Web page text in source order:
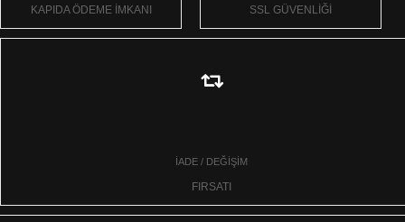
KAPIDA ÖDEME İMKANI SSL GÜVENLİĞİ
İADE / DEĞİŞİM
FIRSATI